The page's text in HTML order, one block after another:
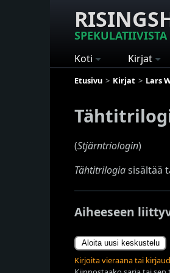
Koti Kirjat
Etusivu Kirjat Lars
(Stjärntriologin)
Tähtitrilogiasisältää
Aiheeseen
Aloita uusi keskustelu
Kirjoita vieraana tai